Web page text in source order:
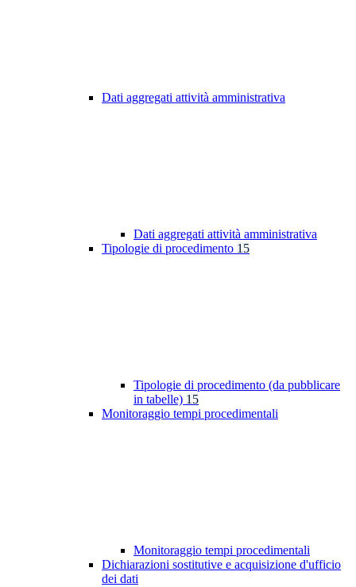
Dati aggregati attività amministrativa
Dati aggregati attività amministrativa
Tipologie di procedimento 15
Tipologie di procedimento (da pubblicare
in tabelle) 15
Monitoraggio tempi procedimentali
Monitoraggio tempi procedimentali
Dichiarazioni sostitutive e acquisizione d'ufficio
dei dati